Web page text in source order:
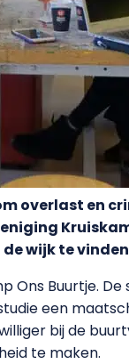
overlast en
wijk te
Ons Buurtje.
een
bij de
te maken.